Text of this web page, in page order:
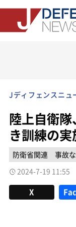
Jディフェンスニュ
陸上自衛
き訓練の
防衛省関連 事故
2024-7-19 11:55
X